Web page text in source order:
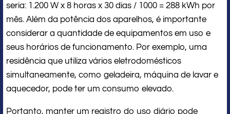
seria: 1.200 W x 8 horas x 30 dias / 1000 = 288 kWh por
mês. Além da potência dos aparelhos, é importante
considerar a quantidade de equipamentos em uso e
seus horários de funcionamento. Por exemplo, uma
residência que utiliza vários eletrodomésticos
simultaneamente, como geladeira, máquina de lavar e
aquecedor, pode ter um consumo elevado.
Portanto, manter um registro do uso diário pode